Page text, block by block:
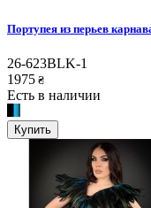
Портупея из перьев
26-623BLK-1
1975 ₴
Есть в наличии
Купить